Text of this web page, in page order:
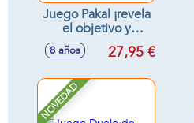
Juego Pakal ¡revela
el objetivo y
encuentra los
símbolos!
8 años 27,95 €
NOVEDAD